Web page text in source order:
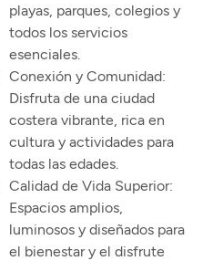
playas, parques, colegios y
todos los servicios
esenciales.
Conexión y Comunidad:
Disfruta de una ciudad
costera vibrante, rica en
cultura y actividades para
todas las edades.
Calidad de Vida Superior:
Espacios amplios,
luminosos y diseñados para
el bienestar y el disfrute